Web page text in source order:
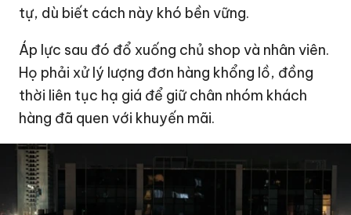
tự, dù biết cách này khó bền vững.
Áp lực sau đó đổ xuống chủ shop và nhân viên.
Họ phải xử lý lượng đơn hàng khổng lồ, đồng
thời liên tục hạ giá để giữ chân nhóm khách
hàng đã quen với khuyến mãi.